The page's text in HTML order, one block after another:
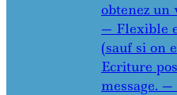
obtenez
— Flexible
(sauf si on
Ecriture
message.